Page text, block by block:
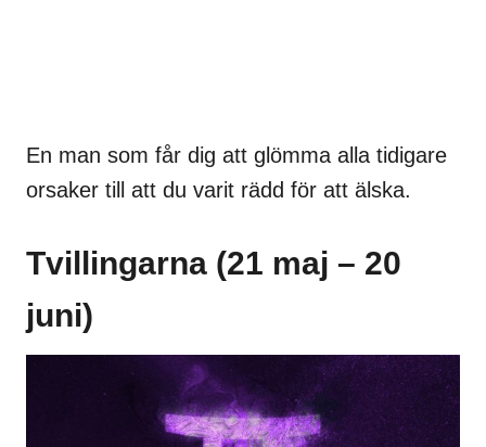
En man som får dig att glömma alla tidigare
orsaker till att du varit rädd för att älska.
Tvillingarna (21 maj – 20
juni)